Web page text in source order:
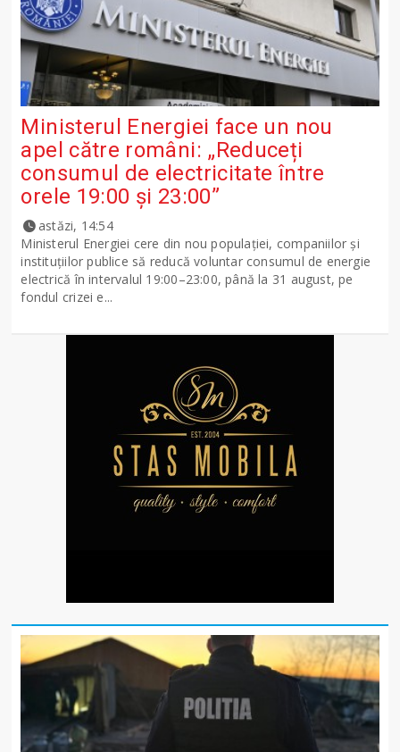
Ministerul Energiei face un nou
apel către români: „Reduceți
consumul de electricitate între
orele 19:00 și 23:00”
astăzi, 14:54
Ministerul Energiei cere din nou populației, companiilor și
instituțiilor publice să reducă voluntar consumul de energie
electrică în intervalul 19:00–23:00, până la 31 august, pe
fondul crizei e...